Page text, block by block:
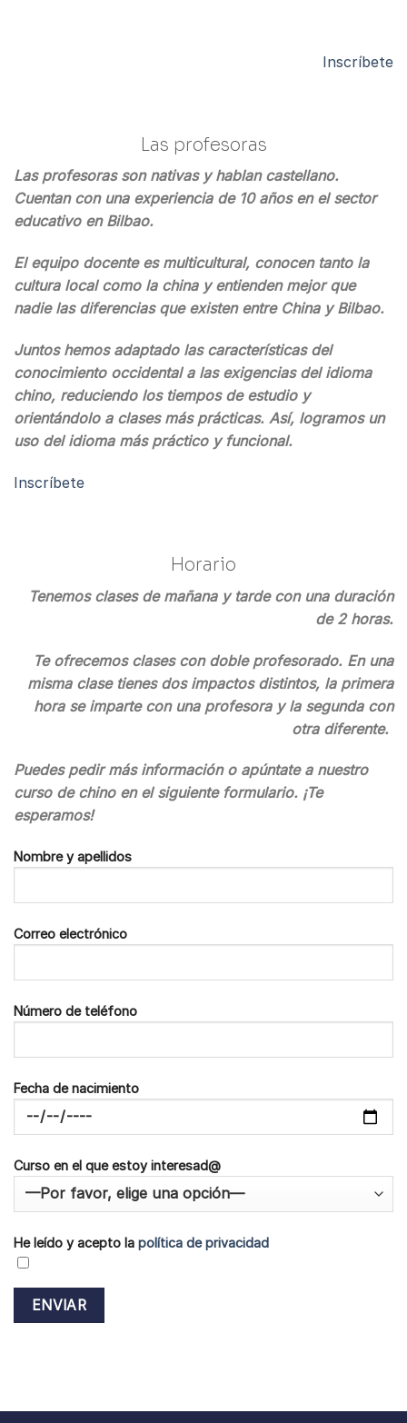
Inscríbete
Las profesoras
Las profesoras son nativas y hablan castellano.
Cuentan con una experiencia de 10 años en el sector
educativo en Bilbao.
El equipo docente es multicultural, conocen tanto la
cultura local como la china y entienden mejor que
nadie las diferencias que existen entre China y Bilbao.
Juntos hemos adaptado las características del
conocimiento occidental a las exigencias del idioma
chino, reduciendo los tiempos de estudio y
orientándolo a clases más prácticas. Así, logramos un
uso del idioma más práctico y funcional.
Inscríbete
Horario
Tenemos clases de mañana y tarde con una duración
de 2 horas.
Te ofrecemos clases con doble profesorado. En una
misma clase tienes dos impactos distintos, la primera
hora se imparte con una profesora y la segunda con
otra diferente.
Puedes pedir más información o apúntate a nuestro
curso de chino en el siguiente formulario. ¡Te
esperamos!
Nombre y apellidos
Correo electrónico
Número de teléfono
Fecha de nacimiento
Curso en el que estoy interesad@
He leído y acepto la política de privacidad